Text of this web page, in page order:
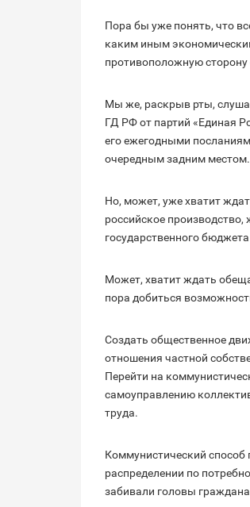
Пора бы уже понять, что
каким иным
противоположную
Мы же, раскрыв рты,
ГД РФ от партий «Единая
его ежегодными
очередным задним местом.
Но, может, уже хватит
российское
государственного
Может, хватит ждать
пора добиться
Создать общественное
отношения частной
Перейти на
самоуправлению
труда.
Коммунистический способ
распределении по
забивали головы